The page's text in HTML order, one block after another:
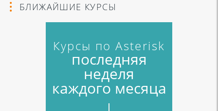
БЛИЖАЙШИЕ КУРСЫ
Курсы по Asterisk
последняя
неделя
каждого месяца